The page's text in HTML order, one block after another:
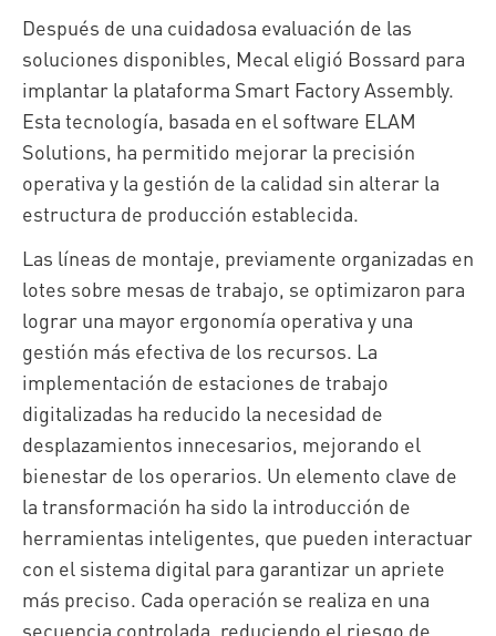
Después de una cuidadosa evaluación de las
soluciones disponibles, Mecal eligió Bossard para
implantar la plataforma Smart Factory Assembly.
Esta tecnología, basada en el software ELAM
Solutions, ha permitido mejorar la precisión
operativa y la gestión de la calidad sin alterar la
estructura de producción establecida.
Las líneas de montaje, previamente organizadas en
lotes sobre mesas de trabajo, se optimizaron para
lograr una mayor ergonomía operativa y una
gestión más efectiva de los recursos. La
implementación de estaciones de trabajo
digitalizadas ha reducido la necesidad de
desplazamientos innecesarios, mejorando el
bienestar de los operarios. Un elemento clave de
la transformación ha sido la introducción de
herramientas inteligentes, que pueden interactuar
con el sistema digital para garantizar un apriete
más preciso. Cada operación se realiza en una
secuencia controlada, reduciendo el riesgo de